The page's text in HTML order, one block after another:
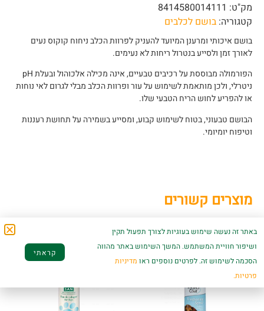
מק"ט: 8414580014111
קטגוריה: בושם לכלבים
בושם איכותי ומרענן המיועד להעניק לפרוות הכלב ניחוח קוקוס נעים
לאורך זמן ולסייע בנטרול ריחות לא נעימים.
הפורמולה מבוססת על רכיבים טבעיים, אינה מכילה אלכוהול ובעלת pH
ניטרלי, ולכן מותאמת לשימוש על עור ופרוות הכלב מבלי לגרום לאי נוחות
או להפריע לחוש הריח הטבעי שלו.
הבושם טבעוני, בטוח לשימוש קבוע, ומסייע בשמירה על תחושת רעננות
וטיפוח יומיומי.
מוצרים קשורים
באתר זה נעשה שימוש בעוגיות לצורך תפעול תקין
ושיפור חוויית המשתמש. המשך השימוש באתר מהווה
הסכמה לשימוש זה. לפרטים נוספים ראו מדיניות
פרטיות.
קראתי